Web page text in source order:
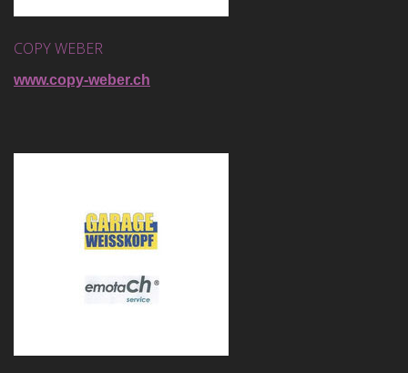
COPY WEBER
www.copy-weber.ch